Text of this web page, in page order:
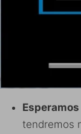
tendremos